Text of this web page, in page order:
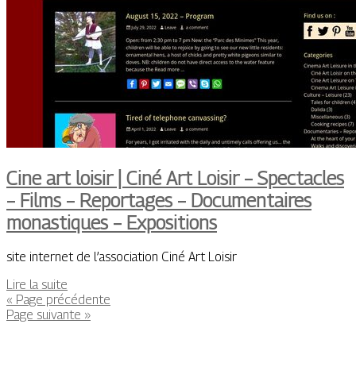
Cine art loisir | Ciné Art Loisir – Spectacles
– Films – Reportages – Documen­tai­res
monastiques – Expositions
site internet de l’association Ciné Art Loisir
Lire la suite
« Page précédente
Page suivante »